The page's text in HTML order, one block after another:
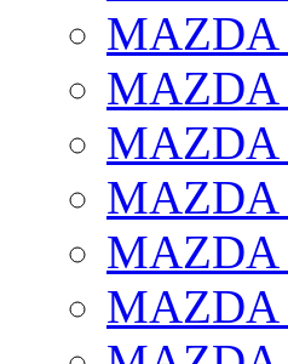
MAZDA
MAZDA
MAZDA
MAZDA
MAZDA
MAZDA